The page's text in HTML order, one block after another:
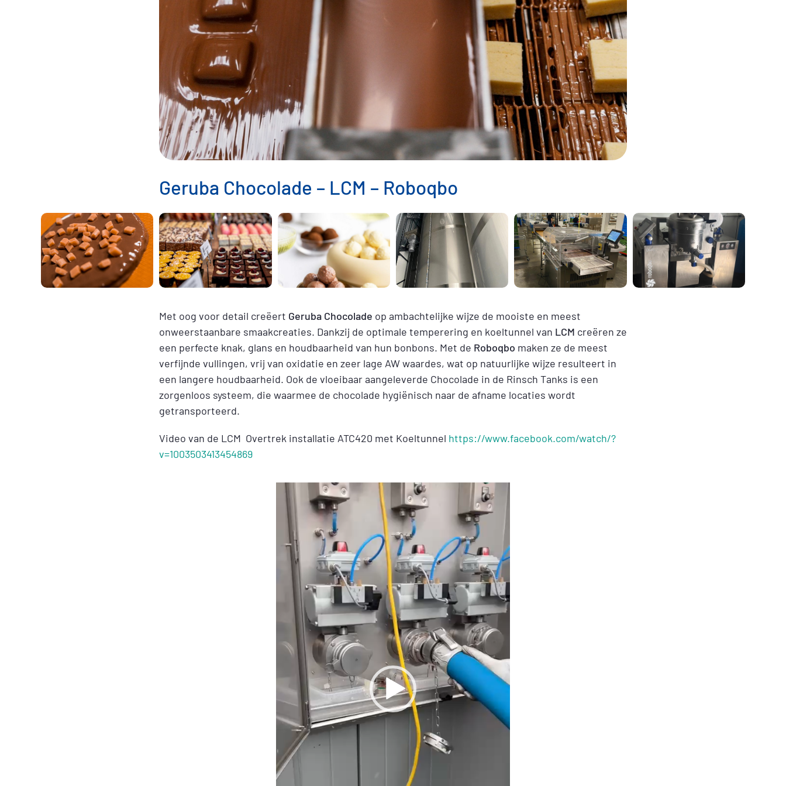
beschikbaar en spares
Geruba Chocolade – LCM – Roboqbo
Met oog voor detail creëert Geruba Chocolade op ambachtelijke wijze de mooiste en meest
onweerstaanbare smaakcreaties. Dankzij de optimale temperering en koeltunnel van LCM creëren ze
een perfecte knak, glans en houdbaarheid van hun bonbons. Met de Roboqbo maken ze de meest
verfijnde vullingen, vrij van oxidatie en zeer lage AW waardes, wat op natuurlijke wijze resulteert in
een langere houdbaarheid. Ook de vloeibaar aangeleverde Chocolade in de Rinsch Tanks is een
zorgenloos systeem, die waarmee de chocolade hygiënisch naar de afname locaties wordt
getransporteerd.
Video van de LCM Overtrek installatie ATC420 met Koeltunnel https://www.facebook.com/watch/?
v=1003503413454869
Videospeler